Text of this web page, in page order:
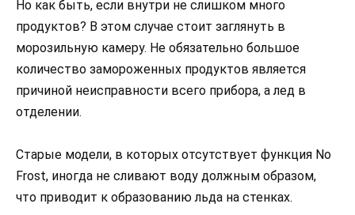
Но как быть, если внутри не слишком много
продуктов? В этом случае стоит заглянуть в
морозильную камеру. Не обязательно большое
количество замороженных продуктов является
причиной неисправности всего прибора, а лед в
отделении.
Старые модели, в которых отсутствует функция No
Frost, иногда не сливают воду должным образом,
что приводит к образованию льда на стенках.